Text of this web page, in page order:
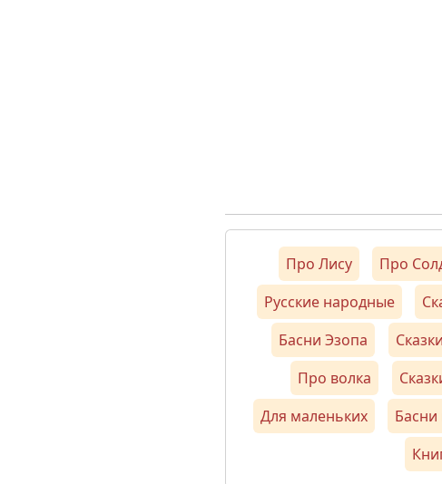
Про Лису Про
Русские народные
Басни Эзопа
Про волка
Для маленьких
Басни